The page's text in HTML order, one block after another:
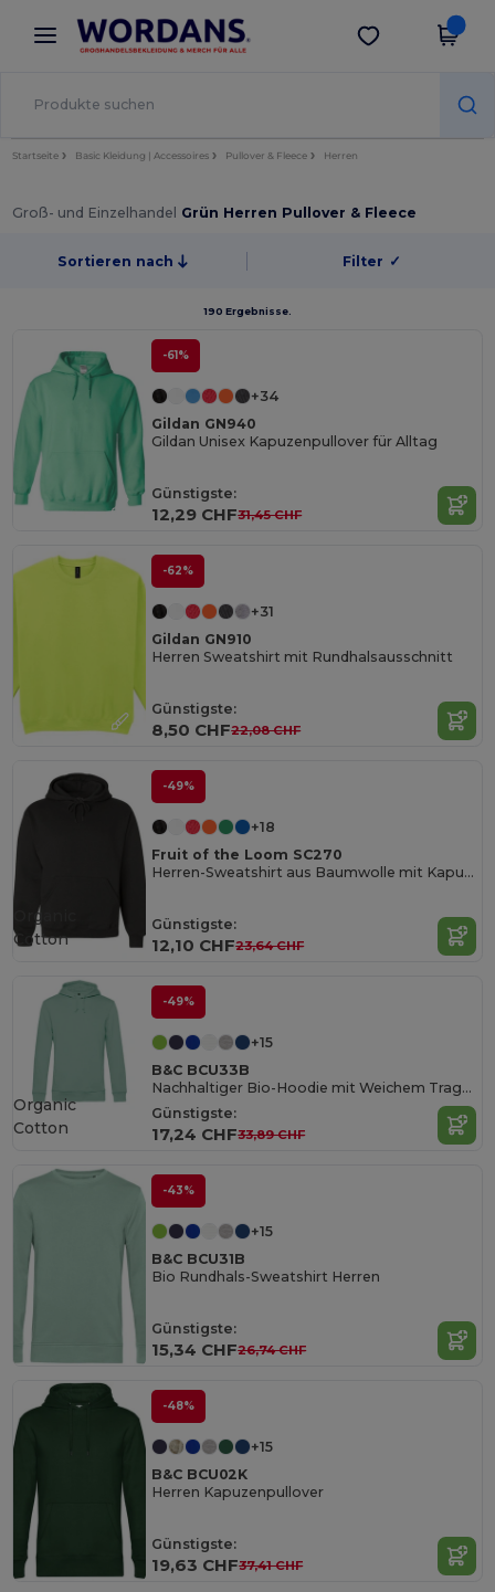
× Wordans App
Bessere Preise in der App!
App holen
Startseite Basic Kleidung | Accessoires Pullover & Fleece Herren
Groß- und Einzelhandel Grün Herren Pullover & Fleece
Sortieren nach Filter ✓
190 Ergebnisse.
-61%
+34
Gildan GN940
Gildan Unisex Kapuzenpullover für Alltag
Günstigste:
12,29 CHF31,45 CHF
-62%
+31
Gildan GN910
Herren Sweatshirt mit Rundhalsausschnitt
Günstigste:
8,50 CHF22,08 CHF
-49%
+18
Fruit of the Loom SC270
Herren-Sweatshirt aus Baumwolle mit Kapuze
Günstigste:
12,10 CHF23,64 CHF
Organic
Cotton
-49%
+15
B&C BCU33B
Nachhaltiger Bio-Hoodie mit Weichem Tragekomfort
Günstigste:
17,24 CHF33,89 CHF
Organic
Cotton
-43%
+15
B&C BCU31B
Bio Rundhals-Sweatshirt Herren
Günstigste:
15,34 CHF26,74 CHF
-48%
+15
B&C BCU02K
Herren Kapuzenpullover
Günstigste:
19,63 CHF37,41 CHF